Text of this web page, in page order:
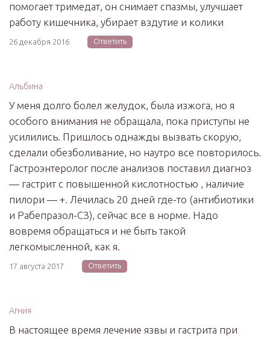
помогает тримедат, он снимает спазмы, улучшает
работу кишечника, убирает вздутие и колики
26 декабря 2016 Ответить
Альбина
У меня долго болел желудок, была изжога, но я
особого внимания не обращала, пока приступы не
усилились. Пришлось однажды вызвать скорую,
сделали обезболивание, но наутро все повторилось.
Гастроэнтеролог после анализов поставил диагноз
— гастрит с повышенной кислотностью , наличие
пилори — +. Лечилась 20 дней где-то (антибиотики
и Рабепразол-СЗ), сейчас все в норме. Надо
вовремя обращаться и не быть такой
легкомысленной, как я.
17 августа 2017 Ответить
Агния
В настоящее время лечение язвы и гастрита при